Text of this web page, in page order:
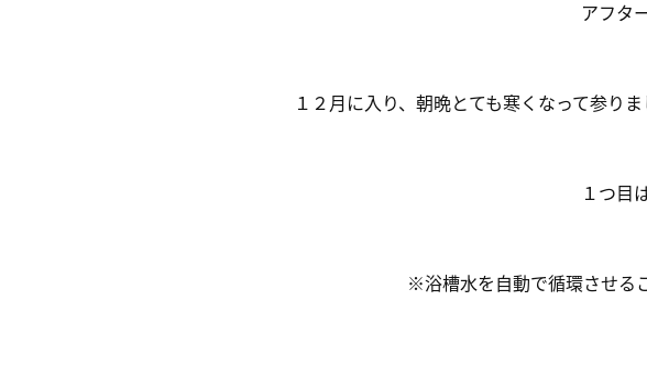
アフタ
１２月に入り、朝晩とても寒くなって参り
１つ目
※浴槽水を自動で循環させる